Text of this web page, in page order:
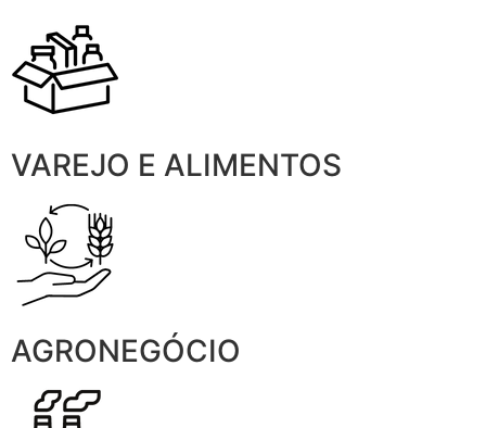
VAREJO E ALIMENTOS
AGRONEGÓCIO